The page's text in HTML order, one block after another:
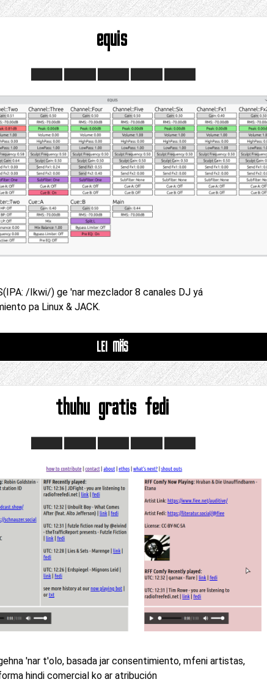
equis
/Ikwi/) ge 'nar mezclador 8 canales DJ yá
pa Linux & JACK.
LEI MÄS
thuhu gratis fedi
'nar t'olo, basada jar consentimiento, mfeni artistas,
hindi comercial ko ar atribución